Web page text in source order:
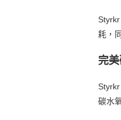
耗，
完
碳水